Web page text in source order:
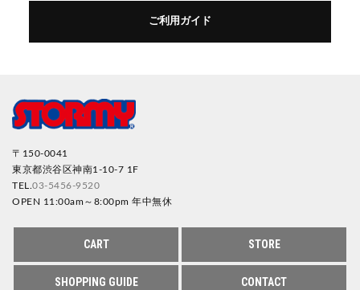
ご利用ガイド
〒150-0041
東京都渋谷区神南1-10-7 1F
TEL. 03-5456-9520
OPEN 11:00am～8:00pm 年中無休
CART STORE
SHOPPING GUIDE CONTACT